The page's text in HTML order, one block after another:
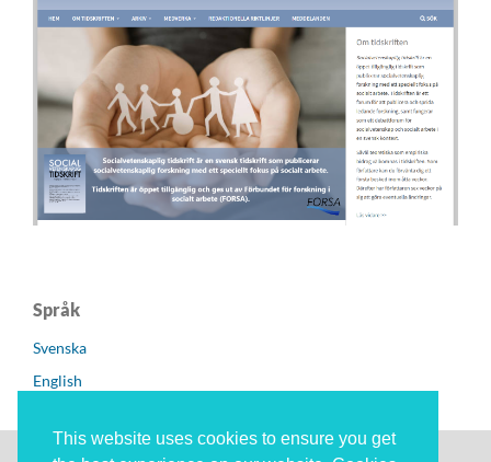
This website uses cookies to ensure you get
Språk
Svenska
English